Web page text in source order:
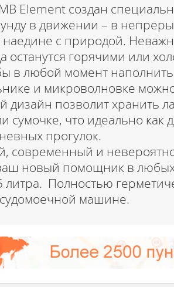
Element создан
в движении – в
наедине с природой.
останутся горячими или
в любой момент
и микроволновке
дизайн позволит хранить
сумочке, что идеально как
прогулок.
современный и
новый помощник в любых
Полностью
машине.